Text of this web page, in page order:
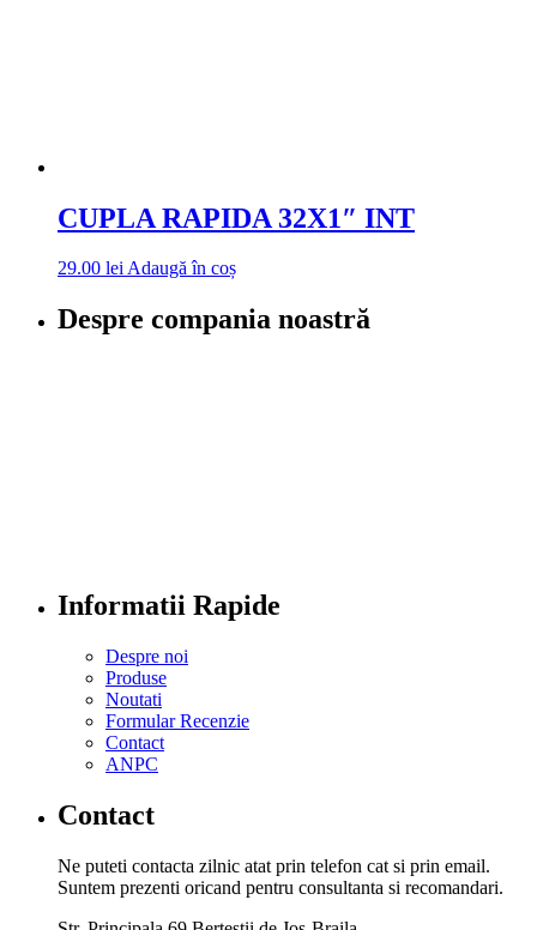
CUPLA RAPIDA 32X1″ INT
29.00 leiAdaugă în coș
Despre compania noastră
Informatii Rapide
Despre noi
Produse
Noutati
Formular Recenzie
Contact
ANPC
Contact
Ne puteti contacta zilnic atat prin telefon cat si prin email.
Suntem prezenti oricand pentru consultanta si recomandari.